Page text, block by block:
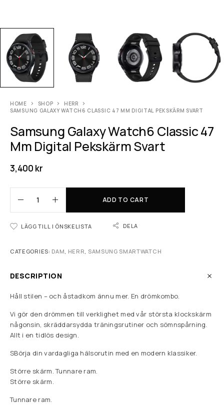
HOME SHOP
HERR
SAMSUNG GALAXY WATCH6 CLASSIC 47 MM DIGITAL PEKSKÄRM SVART
Samsung Galaxy Watch6 Classic 47
Mm Digital Pekskärm Svart
3,400 kr
ADD TO CART
LÄGG TILL I ÖNSKELISTA DELA
CATEGORIES: DAM HERR SAMSUNG SMARTWATCH
DESCRIPTION
Håll stilen – och åstadkom ännu mer. En drömkombo.
Vi gör den drömmen till verklighet med vår största klockskärm
någonsin, skräddarsydda träningsrutiner och sömnspårning.
Allt i en tidlös design.
SBörja din vardagliga hälsorutin med en modern klassiker.
Större skärm. Tunnare ram.
Större skärm.
Tunnare ram.